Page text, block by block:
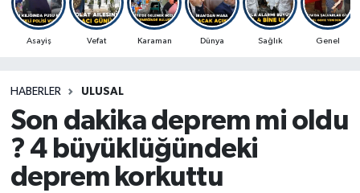
Asayiş Vefat Karaman Dünya Sağlık Genel
HABERLER ULUSAL
Son dakika deprem mi oldu
? 4 büyüklüğündeki
deprem korkuttu
Spor Haberleri
Ulusal Haberler
Vefat Edenler